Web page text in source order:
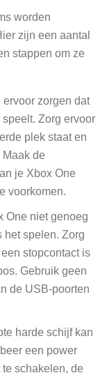
worden
zijn een aantal
stappen om ze
zorgen dat
Zorg ervoor
plek staat en
de
je Xbox One
voorkomen.
One niet genoeg
het spelen. Zorg
stopcontact is
Gebruik geen
de USB-poorten
harde schijf kan
een power
schakelen, de